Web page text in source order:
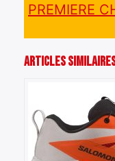
PREMIERE
Articles